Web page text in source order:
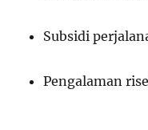
Subsidi
Pengalaman